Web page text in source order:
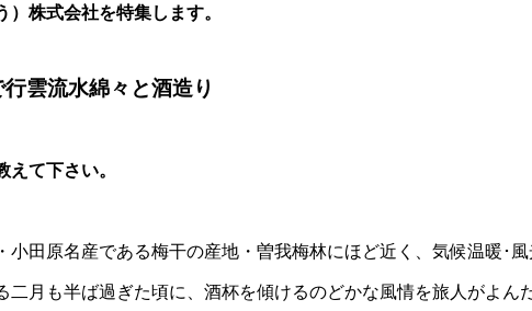
株式会社を特集します。
雲流水綿々と酒造り
て下さい。
小田原名産である梅干の産地・曽我梅林にほど近く、気候温暖･
月も半ば過ぎた頃に、酒杯を傾けるのどかな風情を旅人がよん